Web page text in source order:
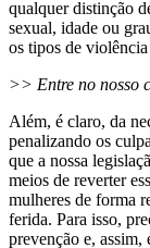
qualquer distinção
sexual, idade ou
os tipos de
>> Entre no nosso
Além, é claro, da
penalizando os
que a nossa
meios de reverter
mulheres de forma
ferida. Para isso,
prevenção e, assim,